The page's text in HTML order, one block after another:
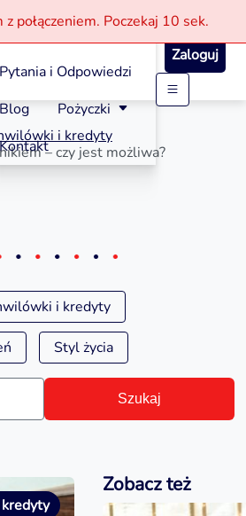
połączeniem. Poczekaj 10 sek.
Jak aplikować?
Pytania i Odpowiedzi
Blog
Pożyczki
Kontakt
Zaloguj
i kredyty
– czy jest możliwa?
i kredyty
Styl życia
Szukaj
Zobacz też